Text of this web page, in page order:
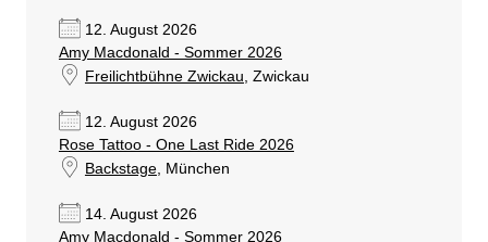
12. August 2026
Amy Macdonald - Sommer 2026
Freilichtbühne Zwickau , Zwickau
12. August 2026
Rose Tattoo - One Last Ride 2026
Backstage, München
14. August 2026
Amy Macdonald - Sommer 2026